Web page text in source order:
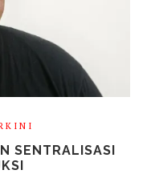
K I N I
SENTRALISASI